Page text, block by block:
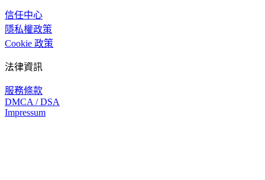
信任中心
隱私權政策
Cookie 政策
法律資訊
服務條款
DMCA / DSA
Impressum